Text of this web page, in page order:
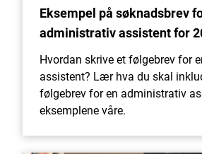
Eksempel på søknadsbrev
administrativ assistent for
Hvordan skrive et følgebrev for
assistent? Lær hva du skal
følgebrev for en administrativ
eksemplene våre.